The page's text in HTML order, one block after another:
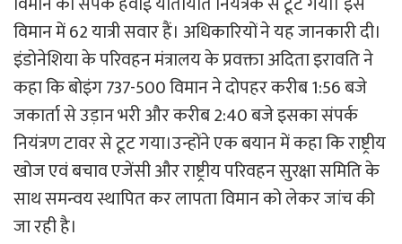
विमान में 62 यात्री सवार हैं। अधिकारियों ने यह जानकारी दी।
इंडोनेशिया के परिवहन मंत्रालय के प्रवक्ता अदिता इरावति ने
कहा कि बोइंग 737-500 विमान ने दोपहर करीब 1:56 बजे
जकार्ता से उड़ान भरी और करीब 2:40 बजे इसका संपर्क
नियंत्रण टावर से टूट गया।उन्होंने एक बयान में कहा कि राष्ट्रीय
खोज एवं बचाव एजेंसी और राष्ट्रीय परिवहन सुरक्षा समिति के
साथ समन्वय स्थापित कर लापता विमान को लेकर जांच की
जा रही है।